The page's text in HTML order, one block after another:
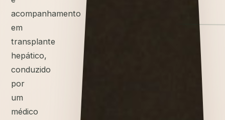
acompanhamento
em
transplante
hepático,
conduzido
por
um
médico